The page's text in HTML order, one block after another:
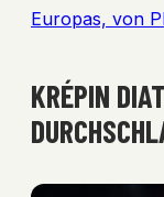
Europas, von
KRÉPIN